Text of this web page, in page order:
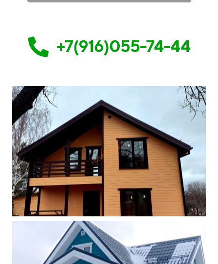
+7(916)055-74-44